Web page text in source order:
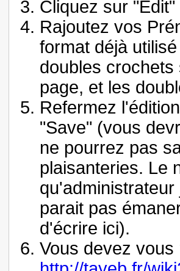
Cliquez sur
Rajoutez vos
format déjà
doubles
page, et les
Refermez
"Save" (vous
ne pourrez pas
plaisanteries. Le
parait pas
d'écrire ici).
Vous devez